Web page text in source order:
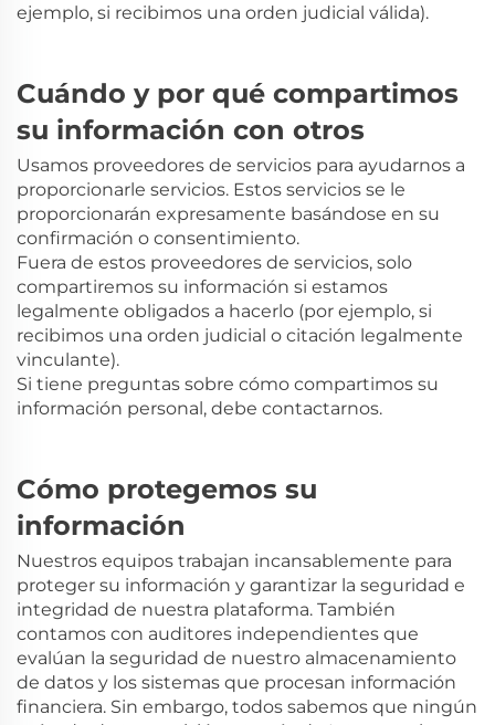
ejemplo, si recibimos una orden judicial válida).
Cuándo y por qué compartimos
su información con otros
Usamos proveedores de servicios para ayudarnos a
proporcionarle servicios. Estos servicios se le
proporcionarán expresamente basándose en su
confirmación o consentimiento.
Fuera de estos proveedores de servicios, solo
compartiremos su información si estamos
legalmente obligados a hacerlo (por ejemplo, si
recibimos una orden judicial o citación legalmente
vinculante).
Si tiene preguntas sobre cómo compartimos su
información personal, debe contactarnos.
Cómo protegemos su
información
Nuestros equipos trabajan incansablemente para
proteger su información y garantizar la seguridad e
integridad de nuestra plataforma. También
contamos con auditores independientes que
evalúan la seguridad de nuestro almacenamiento
de datos y los sistemas que procesan información
financiera. Sin embargo, todos sabemos que ningún